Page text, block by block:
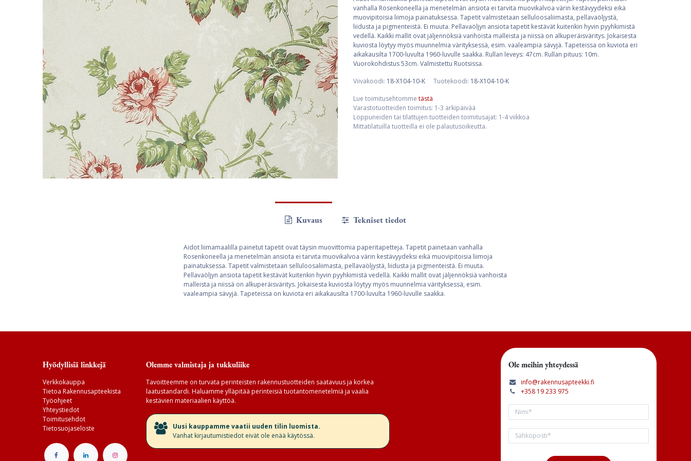
vanhalla Rosenkoneella ja menetelmän ansiota ei tarvita muovikalvoa värin kestävyydeksi eikä
muovipitoisia liimoja painatuksessa. Tapetit valmistetaan selluloosaliimasta, pellavaöljystä,
liidusta ja pigmenteistä. Ei muuta. Pellavaöljyn ansiota tapetit kestävät kuitenkin hyvin pyyhkimistä
vedellä. Kaikki mallit ovat jäljennöksiä vanhoista malleista ja niissä on alkuperäisväritys. Jokaisesta
kuviosta löytyy myös muunnelmia värityksessä, esim. vaaleampia sävyjä. Tapeteissa on kuviota eri
aikakausilta 1700-luvulta 1960-luvulle saakka. Rullan leveys: 47cm. Rullan pituus: 10m.
Vuorokohdistus 53cm. Valmistettu Ruotsissa.
Viivakoodi: 18-X104-10-K Tuotekoodi: 18-X104-10-K
Lue toimitusehtomme tästä
Varastotuotteiden toimitus: 1-3 arkipäivää
Loppuneiden tai tilattujen tuotteiden toimitusajat: 1-4 viikkoa
Mittatilatuilla tuotteilla ei ole palautusoikeutta.
Kuvaus Tekniset tiedot
Aidot liimamaalilla painetut tapetit ovat täysin muovittomia paperitapetteja. Tapetit painetaan vanhalla
Rosenkoneella ja menetelmän ansiota ei tarvita muovikalvoa värin kestävyydeksi eikä muovipitoisia liimoja
painatuksessa. Tapetit valmistetaan selluloosaliimasta, pellavaöljystä, liidusta ja pigmenteistä. Ei muuta.
Pellavaöljyn ansiota tapetit kestävät kuitenkin hyvin pyyhkimistä vedellä. Kaikki mallit ovat jäljennöksiä vanhoista
malleista ja niissä on alkuperäisväritys. Jokaisesta kuviosta löytyy myös muunnelmia värityksessä, esim.
vaaleampia sävyjä. Tapeteissa on kuviota eri aikakausilta 1700-luvulta 1960-luvulle saakka.
Hyödyllisiä linkkejä
Verkkokauppa
Tietoa Rakennusapteekista
Työohjeet
Yhteystiedot
Toimitusehdot
Tietosuojaseloste
Olemme valmistaja ja tukkuliike
Tavoitteemme on turvata perinteisten rakennustuotteiden saatavuus ja korkea
laatustandardi. Haluamme ylläpitää perinteisiä tuotantomenetelmiä ja vaalia
kestävien materiaalien käyttöä.
​Uusi kauppamme vaatii uuden tilin luomista.
Vanhat kirjautumistiedot eivät ole enää käytössä.
Ole meihin yhteydessä
info@rakennusapteekki.fi
+358 19 233 975